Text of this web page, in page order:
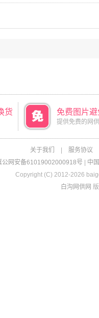
货 免费图片
提供免费的网
关于我们 服务协议
公网安备61019002000918号 中
Copyright (C) 2012-2026
白沟网供网